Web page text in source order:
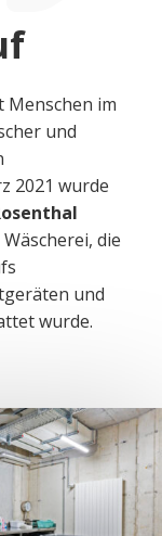
im
und
2021 wurde
die
und
wurde.